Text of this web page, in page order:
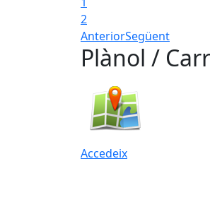
2
AnteriorSegüent
Plànol /
Accedeix